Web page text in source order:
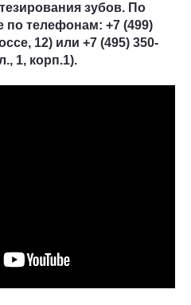
зубов. По
по телефонам: +7 (499)
12) или +7 (495) 350-
1, корп.1).